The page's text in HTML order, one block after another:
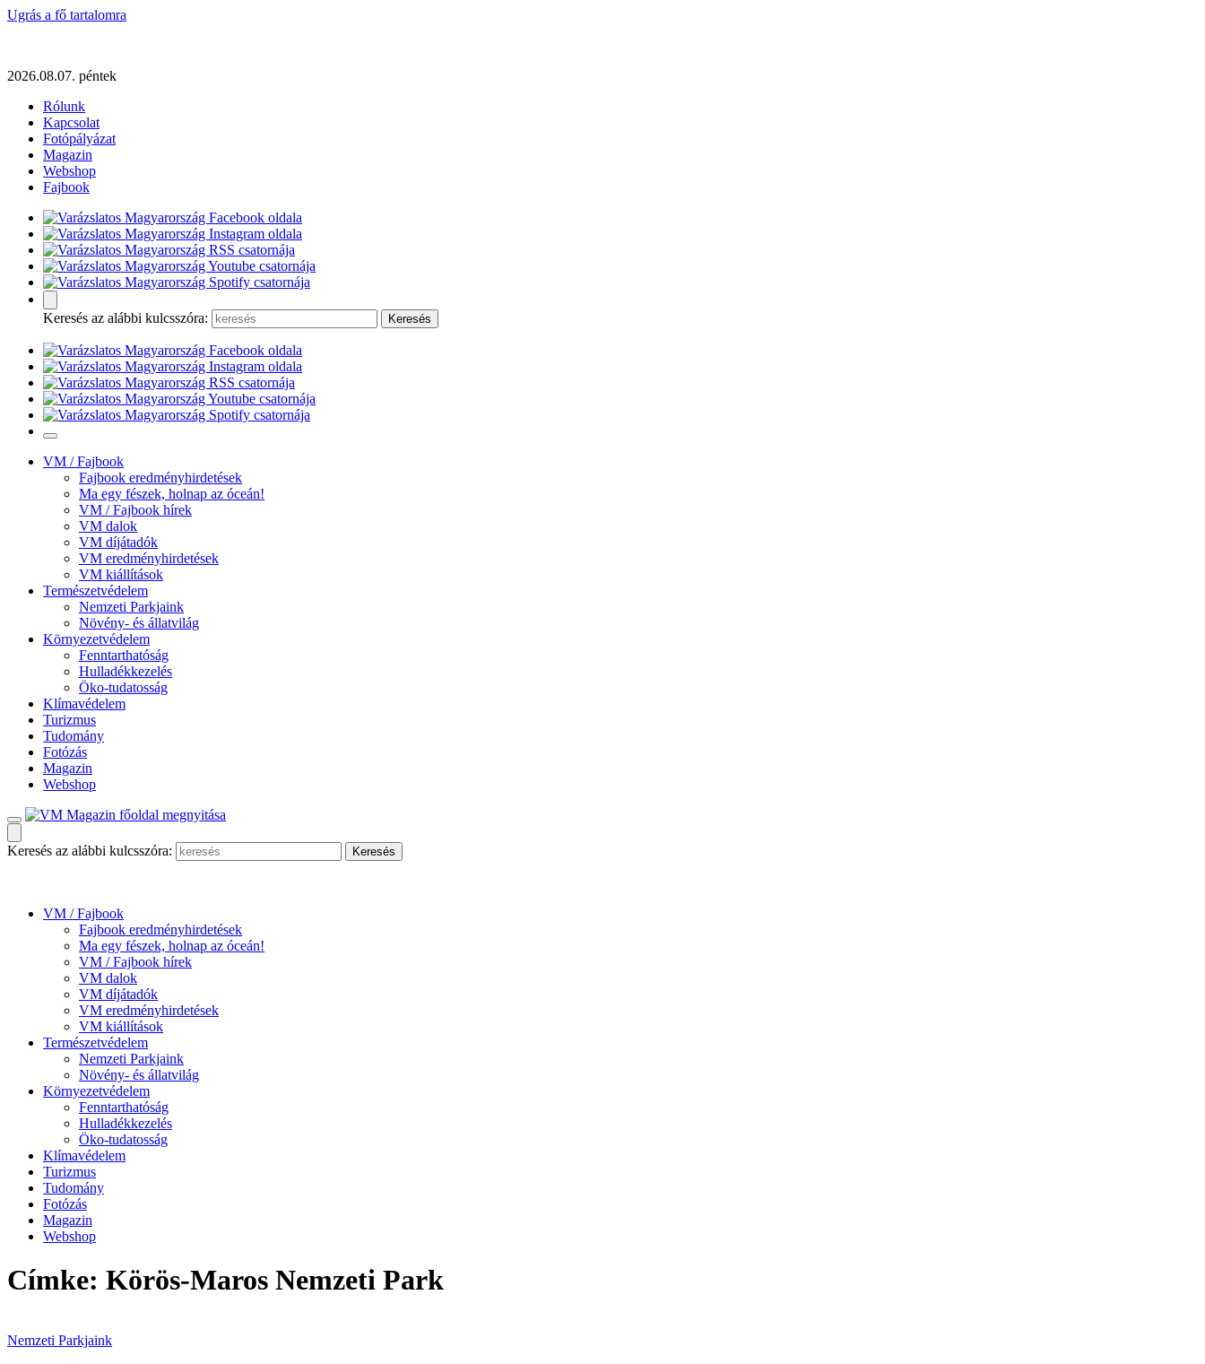
Ugrás a fő tartalomra
2026.08.07. péntek
Rólunk
Kapcsolat
Fotópályázat
Magazin
Webshop
Fajbook
Keresés az alábbi kulcsszóra:
VM / Fajbook
Fajbook eredményhirdetések
Ma egy fészek, holnap az óceán!
VM / Fajbook hírek
VM dalok
VM díjátadók
VM eredményhirdetések
VM kiállítások
Természetvédelem
Nemzeti Parkjaink
Növény- és állatvilág
Környezetvédelem
Fenntarthatóság
Hulladékkezelés
Öko-tudatosság
Klímavédelem
Turizmus
Tudomány
Fotózás
Magazin
Webshop
Keresés az alábbi kulcsszóra:
VM / Fajbook
Fajbook eredményhirdetések
Ma egy fészek, holnap az óceán!
VM / Fajbook hírek
VM dalok
VM díjátadók
VM eredményhirdetések
VM kiállítások
Természetvédelem
Nemzeti Parkjaink
Növény- és állatvilág
Környezetvédelem
Fenntarthatóság
Hulladékkezelés
Öko-tudatosság
Klímavédelem
Turizmus
Tudomány
Fotózás
Magazin
Webshop
Címke: Körös-Maros Nemzeti Park
Nemzeti Parkjaink